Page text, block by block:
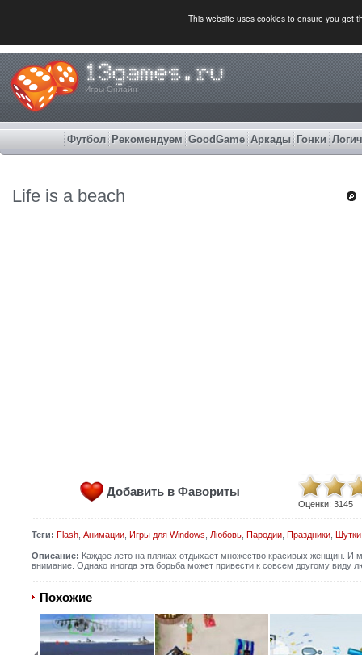
This website uses cookies to ensure you get
Игры Онлайн
Футбол Рекомендуем GoodGame Аркады Гонки
Life is a beach
Добавить в Фавориты
Оценки: 3145
Теги: Flash, Анимации, Игры для Windows Любовь, Пародии, Праздники, Шутки
Описание: Каждое лето на пляжах отдыхает множество красивых женщин. И
внимание. Однако иногда эта борьба может привести к совсем другому
Похожие